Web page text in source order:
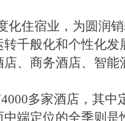
化住宿业，为圆润
千般化和个性化发
、商务酒店、智能
多家酒店，其中
端定位的全季则是